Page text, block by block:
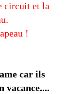
circuit et la
!
car ils
vacance....